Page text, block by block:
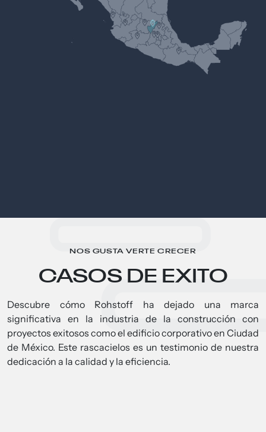
NOS GUSTA VERTE CRECER
CASOS DE EXITO
Descubre cómo Rohstoff ha dejado una marca
significativa en la industria de la construcción con
proyectos exitosos como el edificio corporativo en Ciudad
de México. Este rascacielos es un testimonio de nuestra
dedicación a la calidad y la eficiencia.